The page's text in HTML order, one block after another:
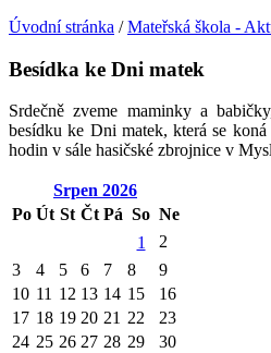
Úvodní stránka /Mateřská škola -
Besídka ke Dni matek
Srdečně zveme maminky a
besídku ke Dni matek, která se
hodin v sále hasičské zbrojnice v
Srpen 2026
Po Út St Čt Pá So Ne
1
2
3
4 5 6 7 8
9
10 11 12 13 14 15
16
17 18 19 20 21 22
23
24 25 26 27 28 29
30